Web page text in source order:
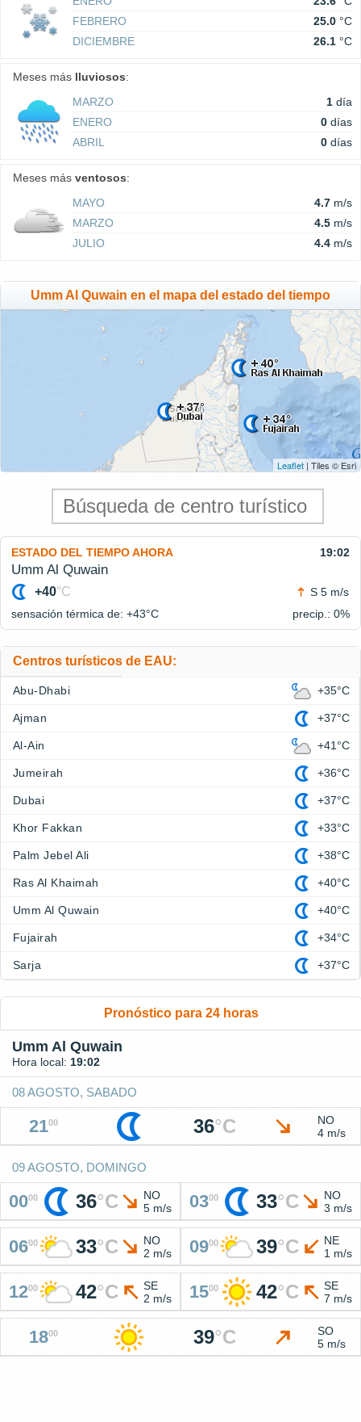
FEBRERO
25.0 °C
DICIEMBRE
26.1 °C
Meses más lluviosos:
MARZO
1 día
ENERO
0 días
ABRIL
0 días
Meses más ventosos:
MAYO
4.7 m/s
MARZO
4.5 m/s
JULIO
4.4 m/s
Umm Al Quwain en el mapa del estado del tiempo
Leaflet | Tiles © Esri
ESTADO DEL TIEMPO AHORA 19:02
Umm Al Quwain
+40°C
S 5 m/s
sensación térmica de: +43°C precip.: 0%
Centros turísticos de EAU:
Abu-Dhabi +35°C
Ajman +37°C
Al-Ain +41°C
Jumeirah +36°C
Dubai +37°C
Khor Fakkan +33°C
Palm Jebel Ali +38°C
Ras Al Khaimah +40°C
Umm Al Quwain +40°C
Fujairah +34°C
Sarja +37°C
Pronóstico para 24 horas
Umm Al Quwain
Hora local: 19:02
08 AGOSTO, SABADO
2100 36°C
NO
4 m/s
09 AGOSTO, DOMINGO
0000 36°C
NO
5 m/s
0300 33°C
NO
3 m/s
0600 33°C
NO
2 m/s
0900 39°C
NE
1 m/s
1200 42°C
SE
2 m/s
1500 42°C
SE
7 m/s
1800 39°C
SO
5 m/s